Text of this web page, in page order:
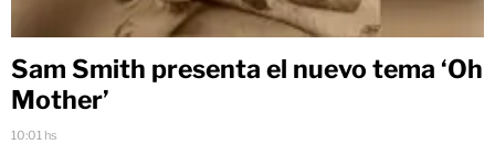
Sam Smith presenta el nuevo tema ‘Oh
Mother’
10:01 hs